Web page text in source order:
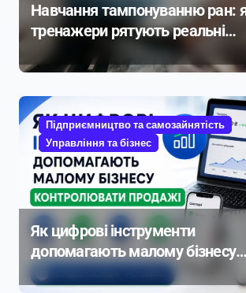
Навчання тампонуванню ран:
тренажери рятують реальні
життя
Підприємництво та самозайнятість
Управління та бізнес
Як цифрові інструменти
допомагають малому бізнесу
контролювати продажі